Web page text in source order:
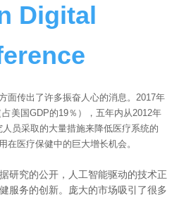
Digital
面传出了许多振奋人心的消息。2017年
美国GDP的19％），五年内从2012年
员采取的大量措施来降低医疗系统的
在医疗保健中的巨大增长机会。
研究的公开，人工智能驱动的技术正
服务的创新。庞大的市场吸引了很多